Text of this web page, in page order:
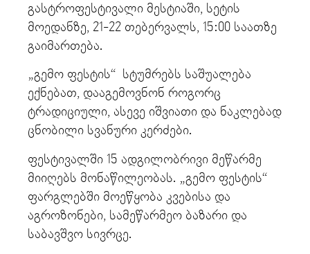
გასტროფესტივალი მესტიაში, სეტის
მოედანზე, 21-22 თებერვალს, 15:00 საათზე
გაიმართება.
„გემო ფესტის“ სტუმრებს საშუალება
ექნებათ, დააგემოვნონ როგორც
ტრადიციული, ასევე იშვიათი და ნაკლებად
ცნობილი სვანური კერძები.
ფესტივალში 15 ადგილობრივი მეწარმე
მიიღებს მონაწილეობას. „გემო ფესტის“
ფარგლებში მოეწყობა კვებისა და
აგროზონები, სამეწარმეო ბაზარი და
საბავშვო სივრცე.